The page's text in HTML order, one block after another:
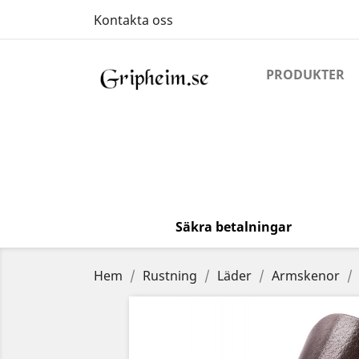
Kontakta oss
PRODUKTER
Säkra betalningar
Hem Rustning Läder Armskenor